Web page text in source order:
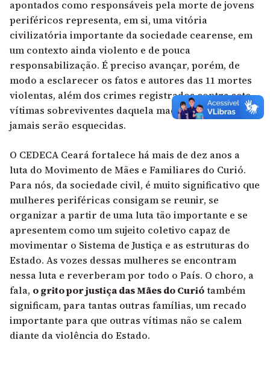
apontados como responsáveis pela morte de jovens
periféricos representa, em si, uma vitória
civilizatória importante da sociedade cearense, em
um contexto ainda violento e de pouca
responsabilização. É preciso avançar, porém, de
modo a esclarecer os fatos e autores das 11 mortes
violentas, além dos crimes registrados contra sete
vítimas sobreviventes daquela madrugada que
jamais serão esquecidas.
O CEDECA Ceará fortalece há mais de dez anos a
luta do Movimento de Mães e Familiares do Curió.
Para nós, da sociedade civil, é muito significativo que
mulheres periféricas consigam se reunir, se
organizar a partir de uma luta tão importante e se
apresentem como um sujeito coletivo capaz de
movimentar o Sistema de Justiça e as estruturas do
Estado. As vozes dessas mulheres se encontram
nessa luta e reverberam por todo o País. O choro, a
fala, o grito por justiça das Mães do Curiótambém
significam, para tantas outras famílias, um recado
importante para que outras vítimas não se calem
diante da violência do Estado.